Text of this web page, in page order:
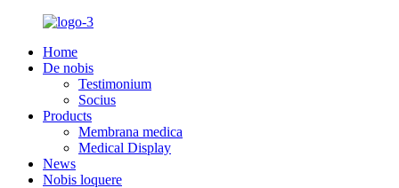
Home
De nobis
Testimonium
Socius
Products
Membrana medica
Medical Display
News
Nobis loquere